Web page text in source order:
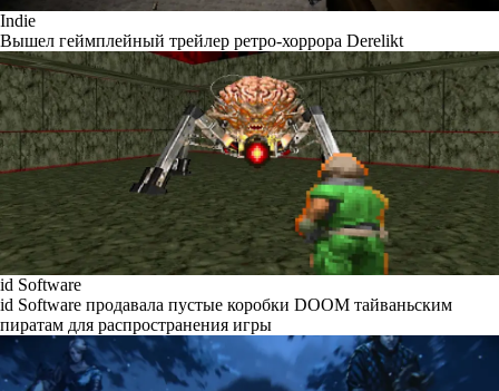
Indie
Вышел геймплейный трейлер ретро-хоррора Derelikt
id Software
id Software продавала пустые коробки DOOM тайваньским
пиратам для распространения игры